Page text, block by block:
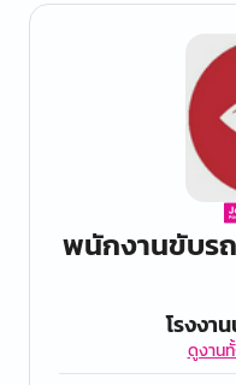
พนักงานขับร
โรงงา
ดูงาน